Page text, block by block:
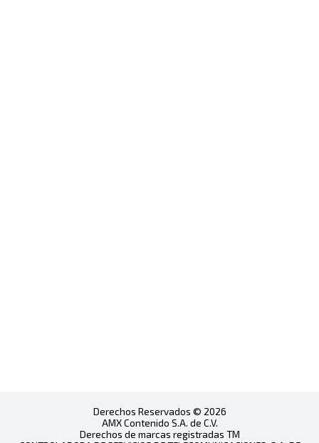
Derechos Reservados © 2026
AMX Contenido S.A. de C.V.
Derechos de marcas registradas TM